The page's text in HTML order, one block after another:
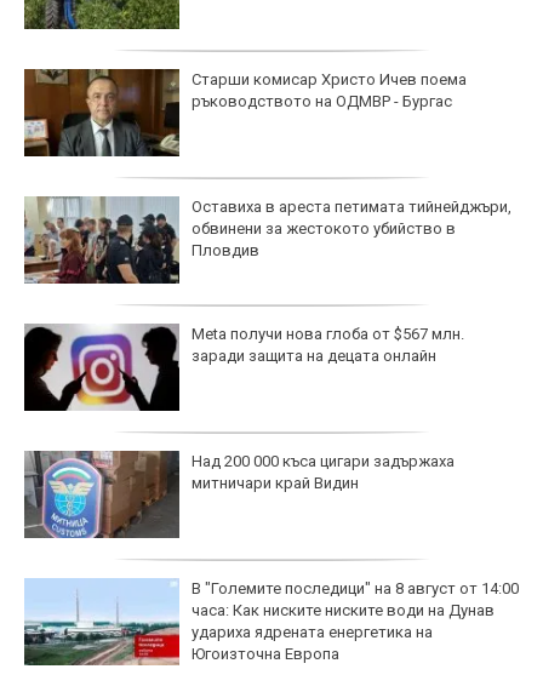
Старши комисар Христо Ичев поема
ръководството на ОДМВР - Бургас
Оставиха в ареста петимата тийнейджъри,
обвинени за жестокото убийство в
Пловдив
Meta получи нова глоба от $567 млн.
заради защита на децата онлайн
Над 200 000 къса цигари задържаха
митничари край Видин
В "Големите последици" на 8 август от 14:00
часа: Как ниските ниските води на Дунав
удариха ядрената енергетика на
Югоизточна Европа